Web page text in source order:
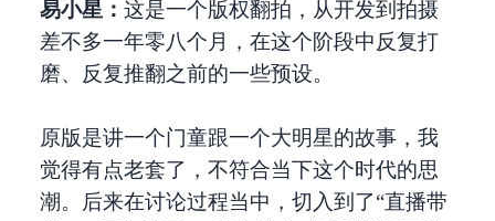
易小星： 这是一个版权翻拍，从开发到拍摄
差不多一年零八个月，在这个阶段中反复打
磨、反复推翻之前的一些预设。
原版是讲一个门童跟一个大明星的故事，我
觉得有点老套了，不符合当下这个时代的思
潮。后来在讨论过程当中，切入到了“直播带